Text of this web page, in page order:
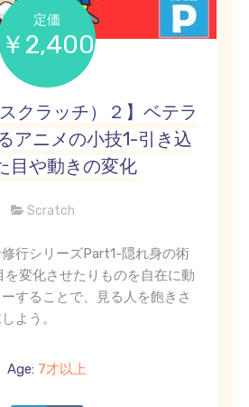
定価
￥2,400
クラッチ）２】ベテラ
アニメの小技1-引き込
目や動きの変化
Scratch
修行シリーズPart1-隠れ身の術
を変化させたりものを自在に動
することで、見る人を飽きさ
よう。
Age: 7才以上